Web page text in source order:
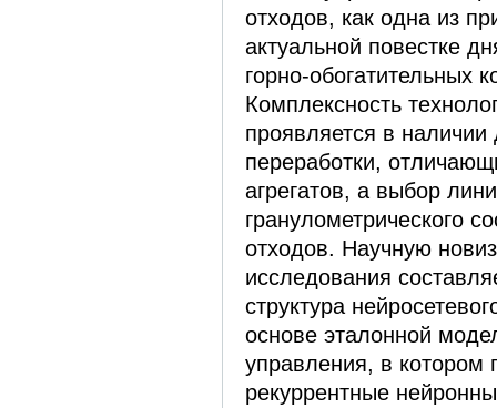
отходов, как одна из
актуальной повестке
горно-обогатительных
Комплексность
проявляется в наличии
переработки,
агрегатов, а выбор
гранулометрического
отходов. Научную
исследования
структура
основе эталонной
управления, в котором
рекуррентные